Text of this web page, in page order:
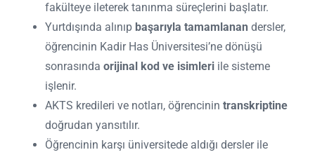
fakülteye ileterek tanınma süreçlerini başlatır.
Yurtdışında alınıp başarıyla tamamlanan dersler,
öğrencinin Kadir Has Üniversitesi’ne dönüşü
sonrasında orijinal kod ve isimleri ile sisteme
işlenir.
AKTS kredileri ve notları, öğrencinin transkriptine
doğrudan yansıtılır.
Öğrencinin karşı üniversitede aldığı dersler ile